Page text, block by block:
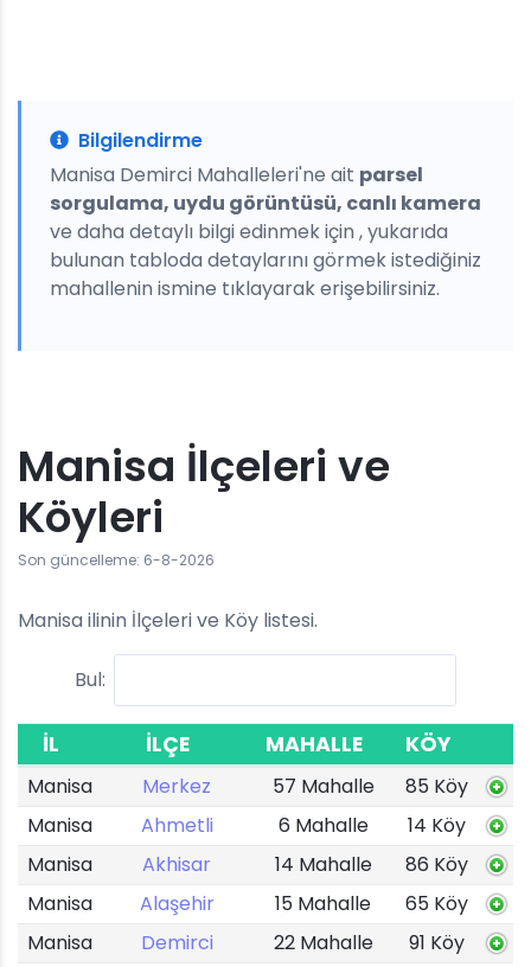
Bilgilendirme
Manisa Demirci Mahalleleri'ne ait parsel
sorgulama, uydu görüntüsü, canlı kamera
ve daha detaylı bilgi edinmek için , yukarıda
bulunan tabloda detaylarını görmek istediğiniz
mahallenin ismine tıklayarak erişebilirsiniz.
Manisa İlçeleri ve
Köyleri
Son güncelleme: 6-8-2026
Manisa ilinin İlçeleri ve Köy listesi.
Bul:
İL İLÇE MAHALLE KÖY
Manisa Merkez 57 Mahalle
85 Köy
Manisa
Ahmetli 6 Mahalle
14 Köy
Manisa
Akhisar 14 Mahalle
86 Köy
Manisa
Alaşehir 15 Mahalle
65 Köy
Manisa
Demirci 22 Mahalle
91 Köy